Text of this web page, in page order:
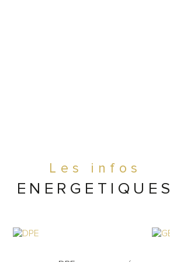
possible jusqu’à 33 chambres
restauration & pool bar
Les infos
ENERGETIQUES